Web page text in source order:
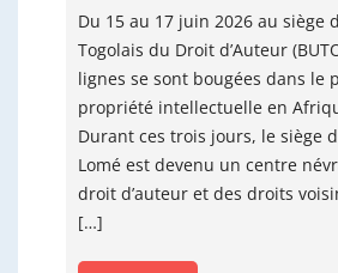
Du 15 au 17 juin 2026 au siège
Togolais du Droit d’Auteur
lignes se sont bougées dans le
propriété intellectuelle en
Durant ces trois jours, le siège
Lomé est devenu un centre
droit d’auteur et des droits
[…]